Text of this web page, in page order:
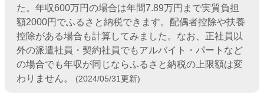
た。年収600万円の場合は年間7.89万円まで実質負担
額2000円でふるさと納税できます。配偶者控除や扶養
控除がある場合も計算してみました。なお、正社員以
外の派遣社員・契約社員でもアルバイト・パートなど
の場合でも年収が同じならふるさと納税の上限額は変
わりません。 (2024/05/31更新)